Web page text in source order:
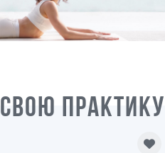
СВОЮ ПРАКТИКУ